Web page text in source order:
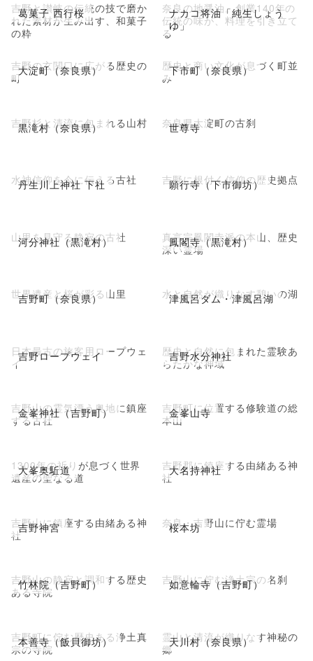
葛菓子 西行桜
吉野と讃岐の伝統の技で磨か
れた素材が生み出す、和菓子
の粋
ナカコ将油「純生しょう
ゆ」
奈良の地醤油。創業140年の
伝統の味が、料理を引き立て
る
大淀町（奈良県）
吉野の玄関口に広がる歴史の
町
下市町（奈良県）
歴史と商い文化が息づく町並
み
黒滝村（奈良県）
吉野杉と清流に包まれる山村 世尊寺
奈良県大淀町の古刹
丹生川上神社 下社
水神信仰を今に伝える古社 願行寺（下市御坊）
吉野に根付く信仰の歴史拠点
河分神社（黒滝村）
山里を見守る静寂の古社 鳳閣寺（黒滝村）
真言宗鳳閣寺派の本山、歴史
深い霊場
吉野町（奈良県）
世界遺産と桜が彩る山里 津風呂ダム・津風呂湖
水と自然が織りなす憩いの湖
吉野ロープウェイ
日本最古の旅客用ロープウェ
イ
吉野水分神社
歴史と自然に包まれた霊験あ
らたかな神域
金峯神社（吉野町）
吉野山の霊気漂う奥地に鎮座
する古社
金峯山寺
吉野町に位置する修験道の総
本山
大峯奥駈道
1300年の祈りが息づく世界
遺産の聖なる道
大名持神社
吉野郡に鎮座する由緒ある神
社
吉野神宮
吉野山に鎮座する由緒ある神
社
桜本坊
奈良・吉野山に佇む霊場
竹林院（吉野町）
吉野山の静寂と調和する歴史
ある寺院
如意輪寺（吉野町）
吉野山に佇む浄土宗の名刹
本善寺（飯貝御坊）
吉野町に佇む歴史ある浄土真
宗の寺院
天川村（奈良県）
霊山と清流が織りなす神秘の
郷